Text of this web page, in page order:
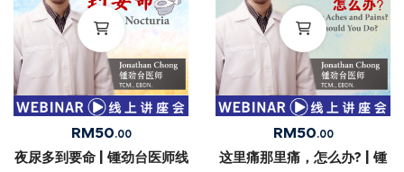
RM50.00
夜尿多到要命 | 锺劲台医师线
RM50.00
这里痛那里痛，怎么办? | 锺